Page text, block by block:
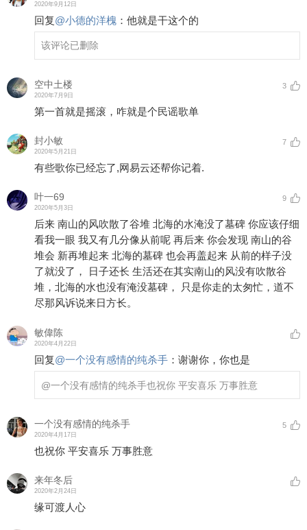
2020年9月12日
回复@小德的洋槐 ： 他就是干这个的
该评论已删除
空中土楼
2020年7月9日
3
第一首就是摇滚，咋就是个民谣歌单
封小敏
2020年5月21日
7
有些歌你已经忘了,网易云还帮你记着.
叶一69
2020年5月3日
9
后来 南山的风吹散了谷堆 北海的水淹没了墓碑 你应该仔细
看我一眼 我又有几分像从前呢 再后来 你会发现 南山的谷
堆会 新再堆起来 北海的墓碑 也会再盖起来 从前的样子没
了就没了， 日子还长 生活还在其实南山的风没有吹散谷
堆，北海的水也没有淹没墓碑， 只是你走的太匆忙，道不
尽那风诉说来日方长。
敏偉陈
2020年4月22日
回复@一个没有感情的纯杀手 ： 谢谢你，你也是
@一个没有感情的纯杀手也祝你 平安喜乐 万事胜意
一个没有感情的纯杀手
2020年4月17日
5
也祝你 平安喜乐 万事胜意
来年冬后
2020年2月24日
缘可渡人心